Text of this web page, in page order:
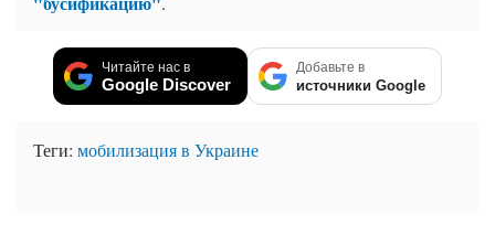
Читайте нас в
Google Discover
Добавьте в
источники Google
Теги: мобилизация в Украине